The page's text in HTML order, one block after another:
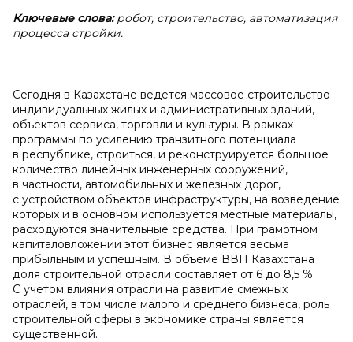
Ключевые слова:робот, строительство, автоматизация
процесса стройки.
Сегодня в Казахстане ведется массовое строительство
индивидуальных жилых и административных зданий,
объектов сервиса, торговли и культуры. В рамках
программы по усилению транзитного потенциала
в республике, строиться, и реконструируется большое
количество линейных инженерных сооружений,
в частности, автомобильных и железных дорог,
с устройством объектов инфраструктуры, на возведение
которых и в основном используется местные материалы,
расходуются значительные средства. При грамотном
капиталовложении этот бизнес является весьма
прибыльным и успешным. В объеме ВВП Казахстана
доля строительной отрасли составляет от 6 до 8,5 %.
С учетом влияния отрасли на развитие смежных
отраслей, в том числе малого и среднего бизнеса, роль
строительной сферы в экономике страны является
существенной.